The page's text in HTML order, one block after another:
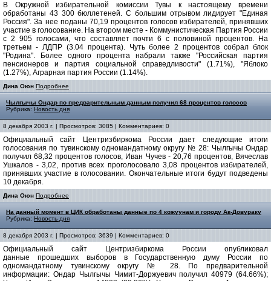
В Окружной избирательной комиссии Тувы к настоящему времени
обработаны 43 300 бюллетеней. С большим отрывом лидирует "Единая
Россия". За нее поданы 70,19 процентов голосов избирателей, принявших
участие в голосование. На втором месте - Коммунистическая Партия России
с 2 905 голосами, что составляет почти 6 с половиной процентов. На
третьем - ЛДПР (3.04 процента). Чуть более 2 процентов собрал блок
"Родина". Более одного процента набрали также "Российская партия
пенсионеров и партия социальной справедливости" (1.71%), "Яблоко
(1.27%), Аграрная партия России (1.14%).
Дина Оюн Подробнее
Чылгычы Ондар по предварительным данным получил 68 процентов голосов
Рубрика: Новость дня
8 декабря 2003 г. | Просмотров: 3085 | Комментариев: 0
Официальный сайт Центризбиркома России дает следующие итоги
голосования по тувинскому одномандатному округу № 28: Чылгычы Ондар
получил 68,32 процентов голосов, Иван Чучев - 20,76 процентов, Вячеслав
Ушкалов - 3,02, против всех проголосовало 3,08 процентов избирателей,
принявших участие в голосовании. Окончательные итоги будут подведены
10 декабря.
Дина Оюн Подробнее
На данный момент в ЦИК обработаны данные по 4 кожуунам и городу Ак-Довураку
Рубрика: Новость дня
8 декабря 2003 г. | Просмотров: 3639 | Комментариев: 0
Официальный сайт Центризбиркома России опубликовал
данные прошедших выборов в Государственную думу России по
одномандатному тувинскому округу № 28. По предварительной
информации: Ондар Чылгычы Чимит-Доржуевич получил 40979 (64.66%);